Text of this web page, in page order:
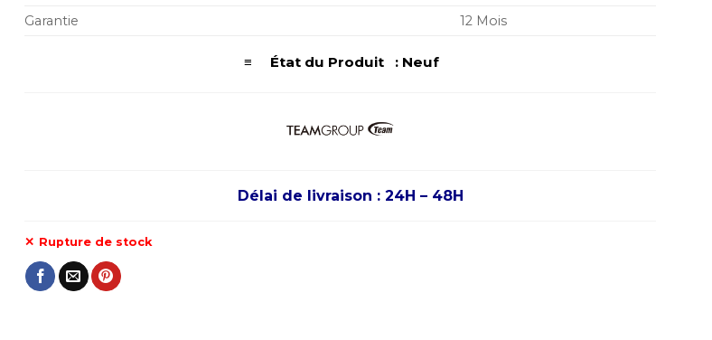
Garantie
12 Mois
≡ État du Produit : Neuf
Délai de livraison : 24H – 48H
Rupture de stock